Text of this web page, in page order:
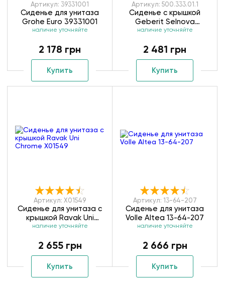
Артикул: 39331001
Сиденье для унитаза
Grohe Euro 39331001
наличие уточняйте
2 178 грн
Купить
Артикул: 500.333.01.1
Сиденье с крышкой
Geberit Selnova
500.333.01.1
наличие уточняйте
2 481 грн
Купить
Артикул: X01549
Сиденье для унитаза с
крышкой Ravak Uni
Chrome X01549
наличие уточняйте
2 655 грн
Купить
Артикул: 13-64-207
Сиденье для унитаза
Volle Altea 13-64-207
наличие уточняйте
2 666 грн
Купить